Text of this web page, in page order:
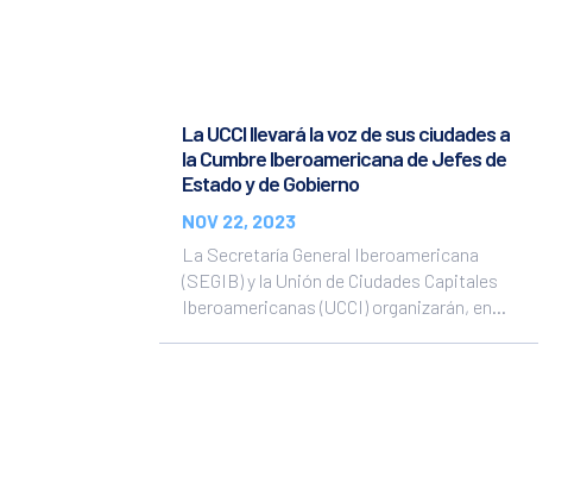
La UCCI llevará la voz de sus ciudades a
la Cumbre Iberoamericana de Jefes de
Estado y de Gobierno
NOV 22, 2023
La Secretaría General Iberoamericana
(SEGIB) y la Unión de Ciudades Capitales
Iberoamericanas (UCCI) organizarán, en...